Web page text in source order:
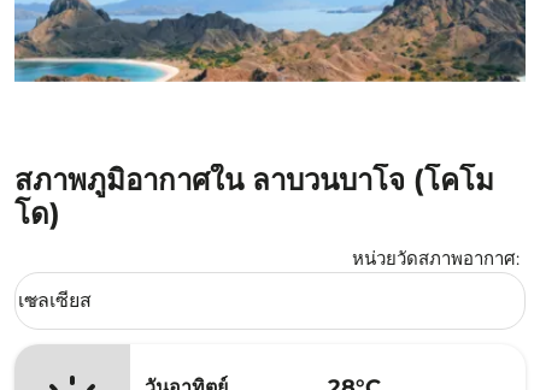
สภาพภูมิอากาศใน ลาบวนบาโจ (โคโม
โด)
หน่วยวัดสภาพอากาศ:
Weather unit option เซลเซียส Selected
เซลเซียส
keyboard_arrow_down